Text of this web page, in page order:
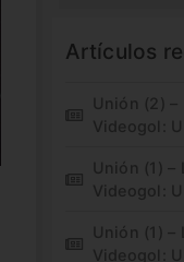
Artículos
Unión (2)
Videogol:
Unión (1) –
Videogol:
Unión (1)
Videogol: